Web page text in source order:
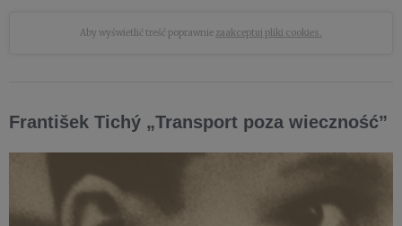
Aby wyświetlić treść poprawnie zaakceptuj pliki cookies.
František Tichý „Transport poza wieczność”